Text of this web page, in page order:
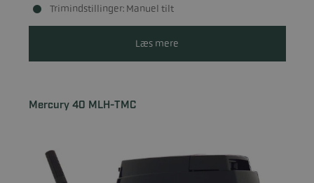
Trimindstillinger: Manuel tilt
Læs mere
Mercury 40 MLH-TMC